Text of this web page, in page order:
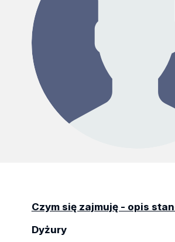
Czym się zajmuję - opis
Dyżury